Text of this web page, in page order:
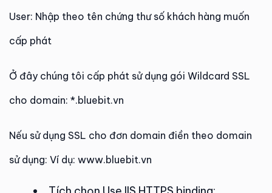
User: Nhập theo tên chứng thư số khách hàng muốn
cấp phát
Ở đây chúng tôi cấp phát sử dụng gói Wildcard SSL
cho domain: *.bluebit.vn
Nếu sử dụng SSL cho đơn domain điền theo domain
sử dụng: Ví dụ: www.bluebit.vn